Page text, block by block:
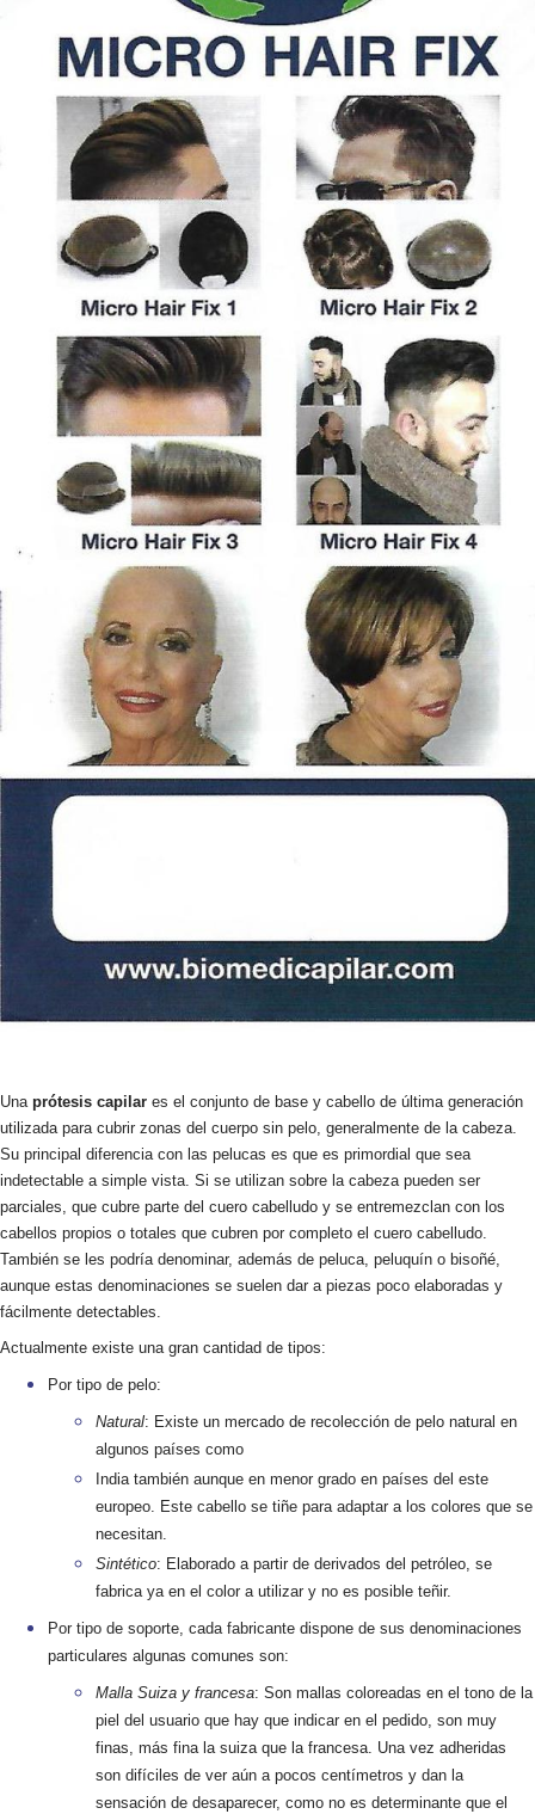
Una prótesis capilar es el conjunto de base y cabello de última generación
utilizada para cubrir zonas del cuerpo sin pelo, generalmente de la cabeza.
Su principal diferencia con las pelucas es que es primordial que sea
indetectable a simple vista. Si se utilizan sobre la cabeza pueden ser
parciales, que cubre parte del cuero cabelludo y se entremezclan con los
cabellos propios o totales que cubren por completo el cuero cabelludo.
También se les podría denominar, además de peluca, peluquín o bisoñé,
aunque estas denominaciones se suelen dar a piezas poco elaboradas y
fácilmente detectables.
Actualmente existe una gran cantidad de tipos:
Por tipo de pelo:
Natural: Existe un mercado de recolección de pelo natural en
algunos países como
India también aunque en menor grado en países del este
europeo. Este cabello se tiñe para adaptar a los colores que se
necesitan.
Sintético: Elaborado a partir de derivados del petróleo, se
fabrica ya en el color a utilizar y no es posible teñir.
Por tipo de soporte, cada fabricante dispone de sus denominaciones
particulares algunas comunes son:
Malla Suiza y francesa: Son mallas coloreadas en el tono de la
piel del usuario que hay que indicar en el pedido, son muy
finas, más fina la suiza que la francesa. Una vez adheridas
son difíciles de ver aún a pocos centímetros y dan la
sensación de desaparecer, como no es determinante que el